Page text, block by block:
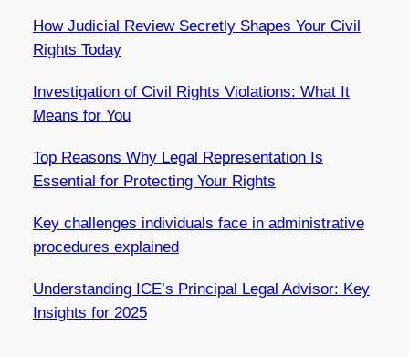
How Judicial Review Secretly Shapes Your Civil
Rights Today
Investigation of Civil Rights Violations: What It
Means for You
Top Reasons Why Legal Representation Is
Essential for Protecting Your Rights
Key challenges individuals face in administrative
procedures explained
Understanding ICE’s Principal Legal Advisor: Key
Insights for 2025